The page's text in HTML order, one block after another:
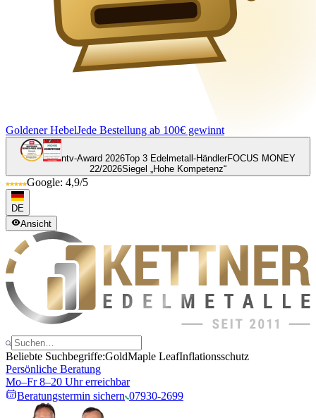
Goldener HebelJede Bestellung ab 100€ gewinnt
ntv-Award 2026Top 3 Edelmetall-HändlerFOCUS MONEY
22/2026Siegel „Hohe Kompetenz“
Google: 4,9/5
DE
Ansicht
Beliebte Suchbegriffe:GoldMaple LeafInflationsschutz
Persönliche Beratung
Mo–Fr 8–20 Uhr erreichbar
Beratungstermin sichern 07930-2699